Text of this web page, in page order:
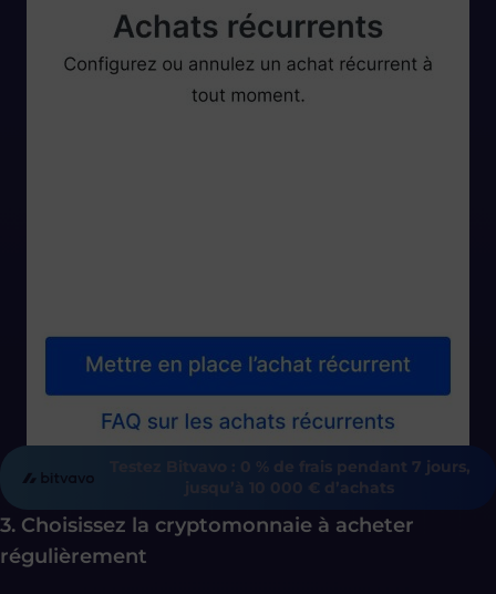
Testez Bitvavo : 0 % de frais pendant 7 jours,
jusqu’à 10 000 € d’achats
3. Choisissez la cryptomonnaie à acheter
régulièrement